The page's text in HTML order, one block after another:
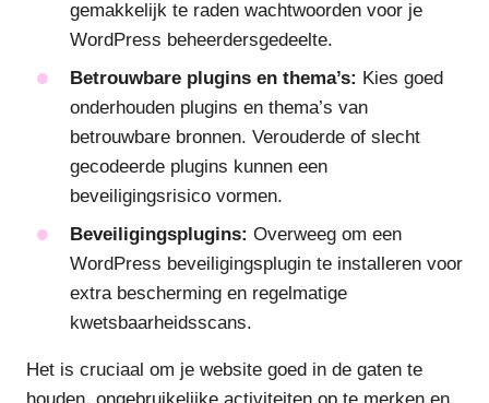
gemakkelijk te raden wachtwoorden voor je
WordPress beheerdersgedeelte.
Betrouwbare plugins en thema’s: Kies goed
onderhouden plugins en thema’s van
betrouwbare bronnen. Verouderde of slecht
gecodeerde plugins kunnen een
beveiligingsrisico vormen.
Beveiligingsplugins: Overweeg om een
WordPress beveiligingsplugin te installeren voor
extra bescherming en regelmatige
kwetsbaarheidsscans.
Het is cruciaal om je website goed in de gaten te
houden, ongebruikelijke activiteiten op te merken en